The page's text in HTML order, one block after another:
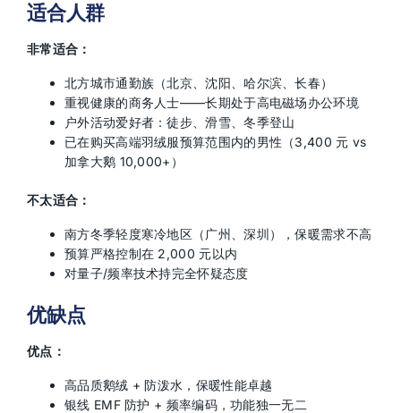
适合人群
非常适合：
北方城市通勤族（北京、沈阳、哈尔滨、长春）
重视健康的商务人士——长期处于高电磁场办公环境
户外活动爱好者：徒步、滑雪、冬季登山
已在购买高端羽绒服预算范围内的男性（3,400 元 vs
加拿大鹅 10,000+）
不太适合：
南方冬季轻度寒冷地区（广州、深圳），保暖需求不高
预算严格控制在 2,000 元以内
对量子/频率技术持完全怀疑态度
优缺点
优点：
高品质鹅绒 + 防泼水，保暖性能卓越
银线 EMF 防护 + 频率编码，功能独一无二